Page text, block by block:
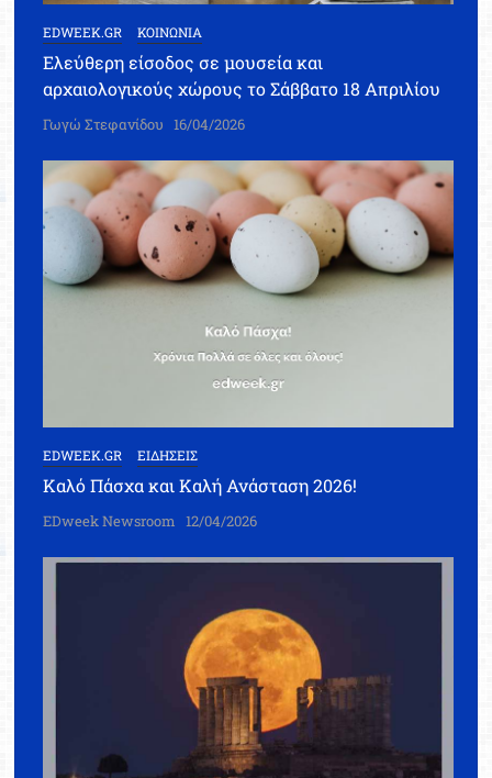
EDWEEK.GR ΚΟΙΝΩΝΙΑ
Ελεύθερη είσοδος σε μουσεία και
αρχαιολογικούς χώρους το Σάββατο 18 Απριλίου
Γωγώ Στεφανίδου 16/04/2026
EDWEEK.GR ΕΙΔΗΣΕΙΣ
Καλό Πάσχα και Καλή Ανάσταση 2026!
EDweek Newsroom 12/04/2026